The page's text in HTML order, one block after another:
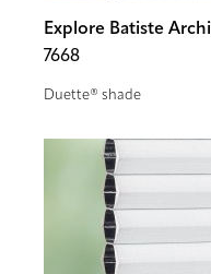
Explore Batiste
7668
Duette® shade